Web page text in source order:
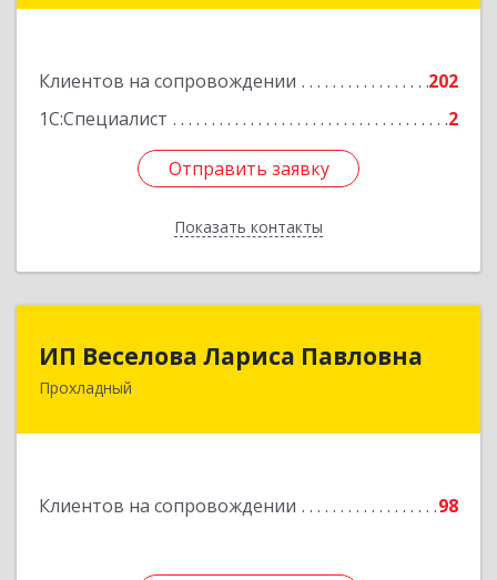
Клиентов на сопровождении
202
1С:Специалист
2
Отправить заявку
Показать контакты
Отправить заявку
Назад
ИП Веселова Лариса Павловна
Прохладный
Клиентов на сопровождении 98